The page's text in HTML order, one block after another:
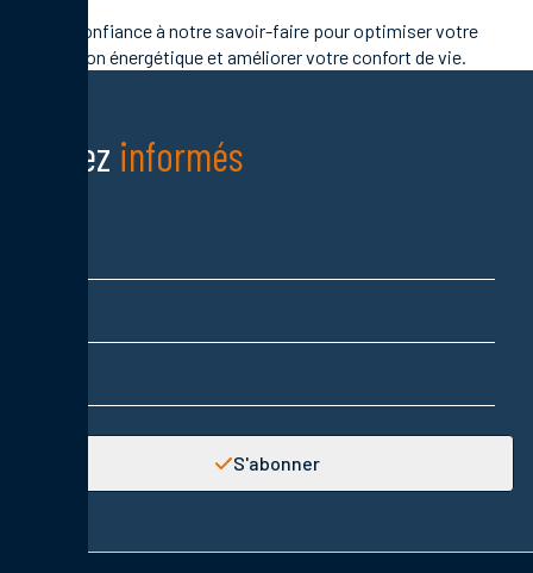
Faites confiance à notre savoir-faire pour optimiser votre
rénovation énergétique et améliorer votre confort de vie.
Restez informés
S'abonner